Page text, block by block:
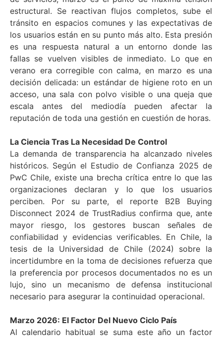
estructural. Se reactivan flujos completos, sube el
tránsito en espacios comunes y las expectativas de
los usuarios están en su punto más alto. Esta presión
es una respuesta natural a un entorno donde las
fallas se vuelven visibles de inmediato. Lo que en
verano era corregible con calma, en marzo es una
decisión delicada: un estándar de higiene roto en un
acceso, una sala con polvo visible o una queja que
escala antes del mediodía pueden afectar la
reputación de toda una gestión en cuestión de horas.
La Ciencia Tras La Necesidad De Control
La demanda de transparencia ha alcanzado niveles
históricos. Según el Estudio de Confianza 2025 de
PwC Chile, existe una brecha crítica entre lo que las
organizaciones declaran y lo que los usuarios
perciben. Por su parte, el reporte B2B Buying
Disconnect 2024 de TrustRadius confirma que, ante
mayor riesgo, los gestores buscan señales de
confiabilidad y evidencias verificables. En Chile, la
tesis de la Universidad de Chile (2024) sobre la
incertidumbre en la toma de decisiones refuerza que
la preferencia por procesos documentados no es un
lujo, sino un mecanismo de defensa institucional
necesario para asegurar la continuidad operacional.
Marzo 2026: El Factor Del Nuevo Ciclo País
Al calendario habitual se suma este año un factor